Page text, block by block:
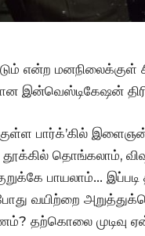
என்ற மனநிலைக்குள்
இன்வெஸ்டிகேஷன்
பார்க்’கில்
தொங்கலாம்,
பாயலாம்…
வயிற்றை
தற்கொலை முடிவு